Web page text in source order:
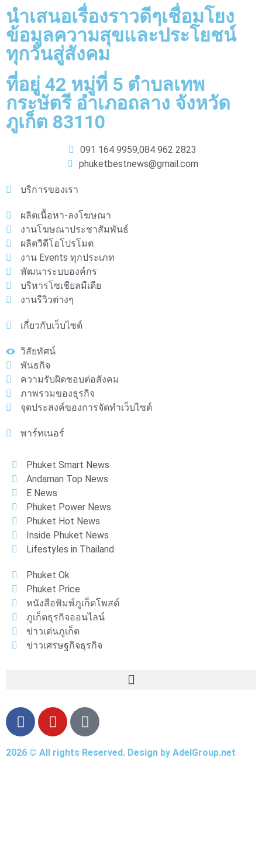
นำเสนอเรื่องราวดีๆเชื่อมโยง
ข้อมูลความสุขและประโยชน์
ทุกวันสู่สังคม
ที่อยู่ 42 หมู่ที่ 5 ตำบลเทพ
กระษัตรี อำเภอถลาง จังหวัด
ภูเก็ต 83110
091 164 9959,084 962 2823
phuketbestnews@gmail.com
บริการของเรา
ผลิตเนื้อหา-ลงโฆษณา
งานโฆษณาประชาสัมพันธ์
ผลิตวิดีโอโปรโมต
งาน Events ทุกประเภท
พัฒนาระบบองค์กร
บริหารโซเชียลมีเดีย
งานรีวิวต่างๆ
เกี่ยวกับเว็บไซต์
วิสัยทัศน์
พันธกิจ
ความรับผิดชอบต่อสังคม
ภาพรวมของธุรกิจ
จุดประสงค์ของการจัดทำเว็บไซต์
พาร์ทเนอร์
Phuket Smart News
Andaman Top News
E News
Phuket Power News
Phuket Hot News
Inside Phuket News
Lifestyles in Thailand
Phuket Ok
Phuket Price
หนังสือพิมพ์ภูเก็ตโพสต์
ภูเก็ตธุรกิจออนไลน์
ข่าวเด่นภูเก็ต
ข่าวเศรษฐกิจธุรกิจ
2026 © All rights Reserved. Design by AdelGroup.net